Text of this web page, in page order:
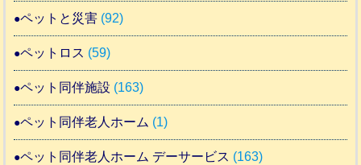
ペットと災害 (92)
ペットロス (59)
ペット同伴施設 (163)
ペット同伴老人ホーム (1)
ペット同伴老人ホーム デーサービス (163)